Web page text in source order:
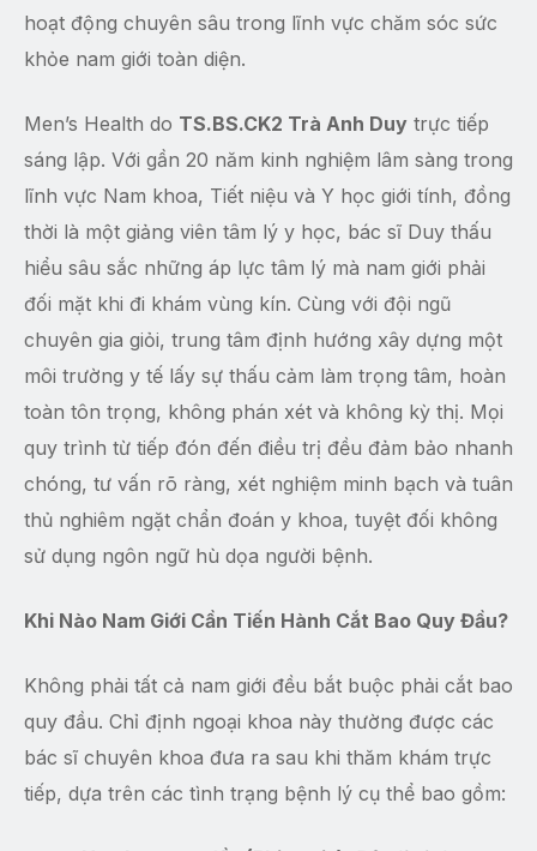
hoạt động chuyên sâu trong lĩnh vực chăm sóc sức
khỏe nam giới toàn diện.
Men’s Health do TS.BS.CK2 Trà Anh Duy trực tiếp
sáng lập. Với gần 20 năm kinh nghiệm lâm sàng trong
lĩnh vực Nam khoa, Tiết niệu và Y học giới tính, đồng
thời là một giảng viên tâm lý y học, bác sĩ Duy thấu
hiểu sâu sắc những áp lực tâm lý mà nam giới phải
đối mặt khi đi khám vùng kín. Cùng với đội ngũ
chuyên gia giỏi, trung tâm định hướng xây dựng một
môi trường y tế lấy sự thấu cảm làm trọng tâm, hoàn
toàn tôn trọng, không phán xét và không kỳ thị. Mọi
quy trình từ tiếp đón đến điều trị đều đảm bảo nhanh
chóng, tư vấn rõ ràng, xét nghiệm minh bạch và tuân
thủ nghiêm ngặt chẩn đoán y khoa, tuyệt đối không
sử dụng ngôn ngữ hù dọa người bệnh.
Khi Nào Nam Giới Cần Tiến Hành Cắt Bao Quy Đầu?
Không phải tất cả nam giới đều bắt buộc phải cắt bao
quy đầu. Chỉ định ngoại khoa này thường được các
bác sĩ chuyên khoa đưa ra sau khi thăm khám trực
tiếp, dựa trên các tình trạng bệnh lý cụ thể bao gồm: